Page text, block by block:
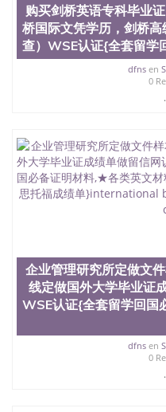
定金下单； 3、公司确
4、电子图做好发给客
品部做成品； 6、成品
款； 7、快递给客户（
真实网上可查的证明材
留服真实存档可查，存
（使馆认证），使馆网
院、地球及物质科学院
与人类发展学院、信息
护理学院、科学学院等
前十名，工学院排名在
约大学为学生们提供本
制、历史、电气工程、
理、材料科学、机械工
学、化学、英语、社会
销、机械工程、计算机
科、金融专业 1、客户
信息，给出操作方案；
材料； 3、留服注册申
购买剑桥英语专科毕业
桥国际文凭学历，剑桥
查）WSE认证{全套留
dfnsen
0
企业管理研究所定做文
线定做国外大学毕业证
WSE认证{全套留学回
dfnsen
0